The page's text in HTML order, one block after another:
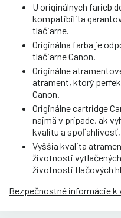
U originálnych farieb
kompatibilita
tlačiarne.
Originálna farba je
tlačiarne Canon.
Originálne
atrament, ktorý
Canon.
Originálne cartridge
najmä v prípade, ak
kvalitu a spoľahlivosť,
Vyššia kvalita
životnosti
životnosti tlačových
Bezpečnostné informácie k